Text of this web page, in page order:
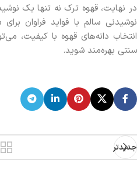
در نهایت، قهوه ترک نه تنها یک
نوشیدنی سالم با فواید فراوان
انتخاب دانه‌های قهوه با کیفیت،
سنتی بهره‌مند شوید.
جدیدتر